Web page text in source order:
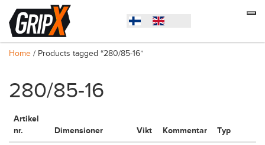
Home / Products tagged “280/85-16”
280/85-16
Artikel
nr.
Dimensioner Vikt Kommentar Typ